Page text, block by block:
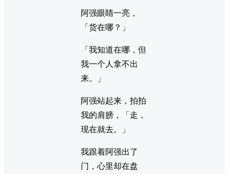
阿强眼睛一亮，
「货在哪？」
「我知道在哪，但
我一个人拿不出
来。」
阿强站起来，拍拍
我的肩膀，「走，
现在就去。」
我跟着阿强出了
门，心里却在盘